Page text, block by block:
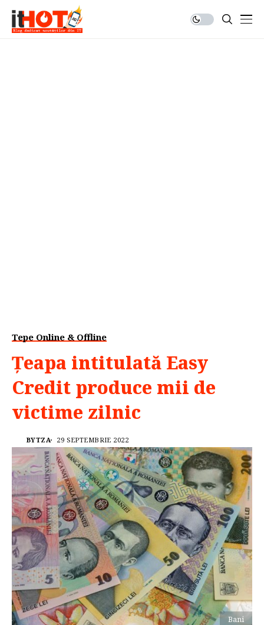
Tepe Online & Offline
Țeapa intitulată Easy
Credit produce mii de
victime zilnic
BYTZA 29 SEPTEMBRIE 2022
Bani